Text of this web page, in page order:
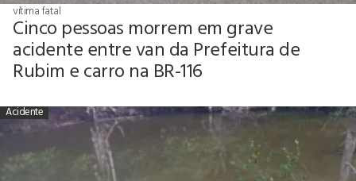
vítima fatal
Cinco pessoas morrem em grave
acidente entre van da Prefeitura de
Rubim e carro na BR-116
Acidente